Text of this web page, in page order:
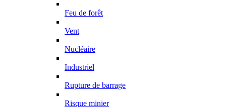
Feu de forêt
Vent
Nucléaire
Industriel
Rupture de barrage
Risque minier